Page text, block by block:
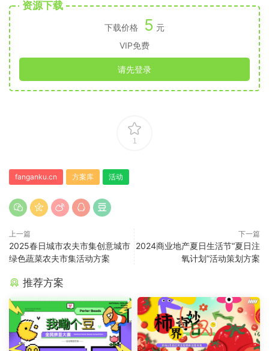
资源下载
下载价格 5 元
VIP免费
请先登录
1
fanganku.cn 方案库 活动
上一篇
2025春日城市农夫市集创意城市
绿色蔬菜农夫市集活动方案
下一篇
2024商业地产夏日生活节“夏日注
氧计划”活动策划方案
推荐方案